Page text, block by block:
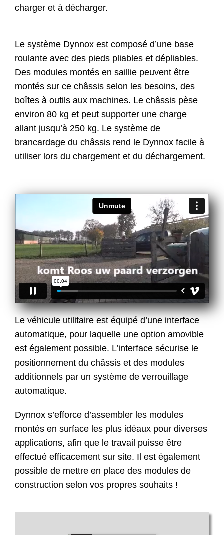
charger et à décharger.
Le système Dynnox est composé d’une base
roulante avec des pieds pliables et dépliables.
Des modules montés en saillie peuvent être
montés sur ce châssis selon les besoins, des
boîtes à outils aux machines. Le châssis pèse
environ 80 kg et peut supporter une charge
allant jusqu’à 250 kg. Le système de
brancardage du châssis rend le Dynnox facile à
utiliser lors du chargement et du déchargement.
Le véhicule utilitaire est équipé d’une interface
automatique, pour laquelle une option amovible
est également possible. L’interface sécurise le
positionnement du châssis et des modules
additionnels par un système de verrouillage
automatique.
Dynnox s’efforce d’assembler les modules
montés en surface les plus idéaux pour diverses
applications, afin que le travail puisse être
effectué efficacement sur site. Il est également
possible de mettre en place des modules de
construction selon vos propres souhaits !